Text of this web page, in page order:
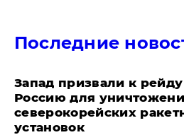
Последние
Запад призвали к
Россию для
северокорейских
установок